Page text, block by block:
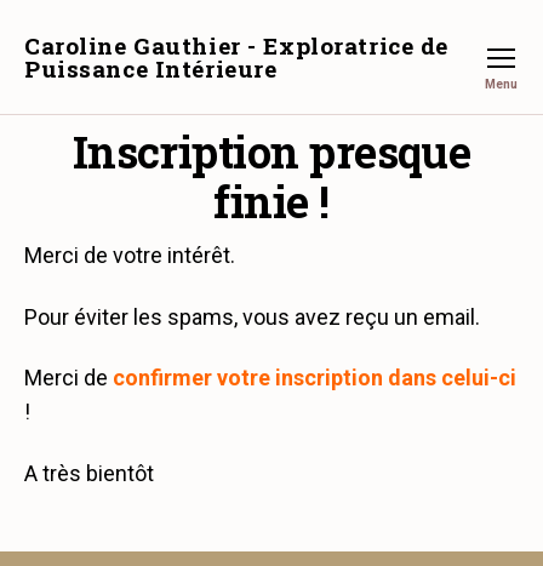
Caroline Gauthier - Exploratrice de
Puissance Intérieure Menu
Inscription presque
finie !
Merci de votre intérêt.
Pour éviter les spams, vous avez reçu un email.
Merci de confirmer votre inscription dans celui-ci
!
A très bientôt